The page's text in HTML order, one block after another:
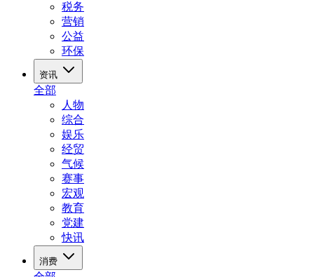
税务
营销
公益
环保
资讯
全部
人物
综合
娱乐
经贸
气候
赛事
宏观
教育
党建
快讯
消费